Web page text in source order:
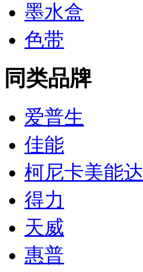
墨水盒
色带
同类品牌
爱普生
佳能
柯尼卡美能达
得力
天威
惠普